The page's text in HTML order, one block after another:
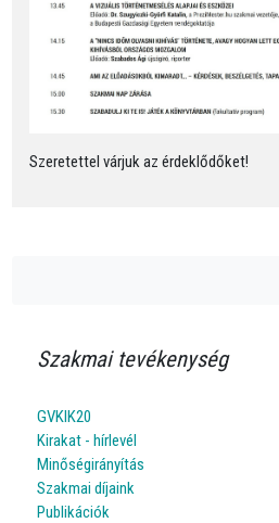
Szeretettel várjuk az érdeklődőket!
Szakmai tevékenység
GVKIK20
Kirakat - hírlevél
Minőségirányítás
Szakmai díjaink
Publikációk